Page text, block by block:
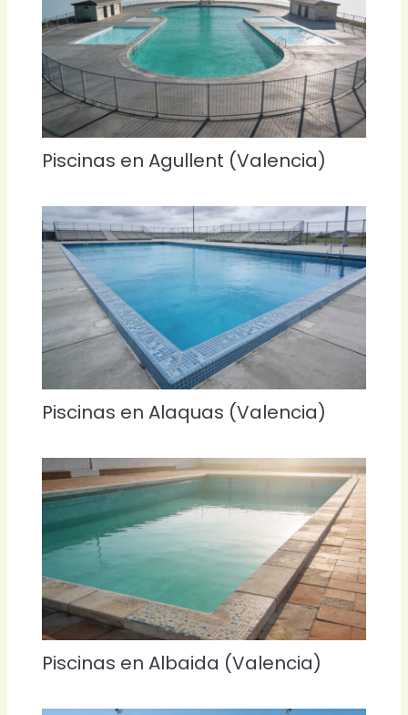
Piscinas en Agullent (Valencia)
Piscinas en Alaquas (Valencia)
Piscinas en Albaida (Valencia)